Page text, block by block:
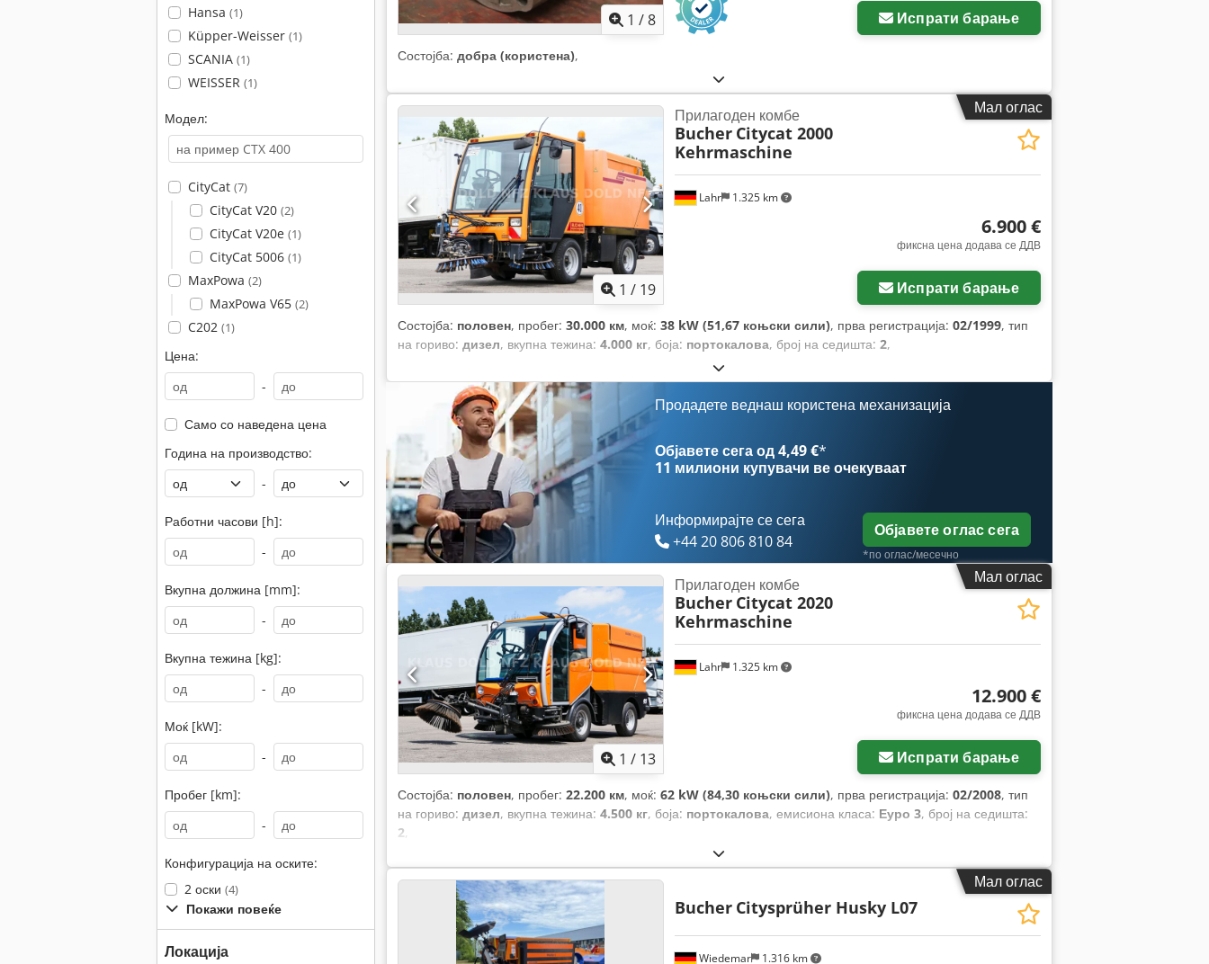
Hansa (1)
Küpper-Weisser (1)
SCANIA (1)
WEISSER (1)
Модел:
CityCat (7)
CityCat V20 (2)
CityCat V20e (1)
CityCat 5006 (1)
MaxPowa (2)
MaxPowa V65 (2)
C202 (1)
Цена:
-
Само со наведена цена
Година на производство:
-
Работни часови [h]:
-
Вкупна должина [mm]:
-
Вкупна тежина [kg]:
-
Моќ [kW]:
-
Пробег [km]:
-
Конфигурација на оските:
2 оски (4)
Покажи повеќе
Локација
1 /8 Испрати барање
Состојба: добра (користена),
Мал оглас
1 / 19
Lahr 1.325 km
Прилагоден комбе
Bucher Citycat 2000
Kehrmaschine
6.900 €
фиксна цена додава се ДДВ
Испрати барање
Состојба: половен, пробег: 30.000 км, моќ: 38 kW (51,67 коњски сили), прва регистрација: 02/1999, тип
на гориво: дизел, вкупна тежина: 4.000 кг, боја: портокалова, број на седишта: 2,
Продадете веднаш користена механизација
Објавете сега од 4,49 €*
11 милиони купувачи ве очекуваат
Информирајте се сега
+44 20 806 810 84
Објавете оглас сега
*по оглас/месечно
Мал оглас
1 / 13
Lahr 1.325 km
Прилагоден комбе
Bucher Citycat 2020
Kehrmaschine
12.900 €
фиксна цена додава се ДДВ
Испрати барање
Состојба: половен, пробег: 22.200 км, моќ: 62 kW (84,30 коњски сили), прва регистрација: 02/2008, тип
на гориво: дизел, вкупна тежина: 4.500 кг, боја: портокалова, емисиона класа: Еуро 3, број на седишта:
2,
Мал оглас
Wiedemar 1.316 km
Bucher Citysprüher Husky L07